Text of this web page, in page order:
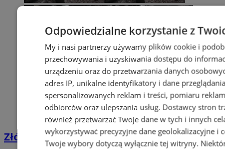
Złóż wniosek o dodatek węglowy
Odpowiedzialne korzystanie z
My i nasi partnerzy używamy plików cookie i
przechowywania i uzyskiwania dostępu do
urządzeniu oraz do przetwarzania danych
adres IP, unikalne identyfikatory i dane
spersonalizowanych reklam i treści, pomiaru
odbiorców oraz ulepszania usług. Dostawcy stron
również przetwarzać Twoje dane w tych i innych
wykorzystywać precyzyjne dane geolokalizacyjne i
Twoje wybory dotyczą wyłącznie tej witryny.